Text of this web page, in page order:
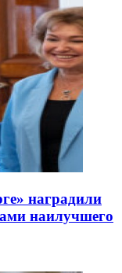
наградили
наилучшего